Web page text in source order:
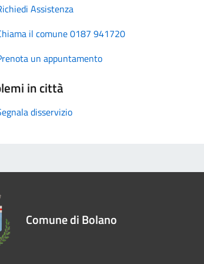
Assistenza
il comune 0187 941720
un appuntamento
in città
disservizio
Comune di Bolano